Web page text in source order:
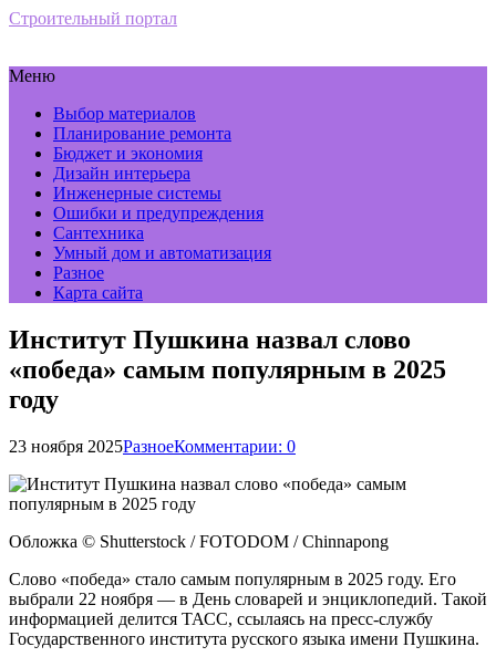
Строительный портал
Меню
Выбор материалов
Планирование ремонта
Бюджет и экономия
Дизайн интерьера
Инженерные системы
Ошибки и предупреждения
Сантехника
Умный дом и автоматизация
Разное
Карта сайта
Институт Пушкина назвал слово
«победа» самым популярным в 2025
году
23 ноября 2025РазноеКомментарии: 0
Обложка © Shutterstock / FOTODOM / Chinnapong
Слово «победа» стало самым популярным в 2025 году. Его
выбрали 22 ноября — в День словарей и энциклопедий. Такой
информацией делится ТАСС, ссылаясь на пресс-службу
Государственного института русского языка имени Пушкина.